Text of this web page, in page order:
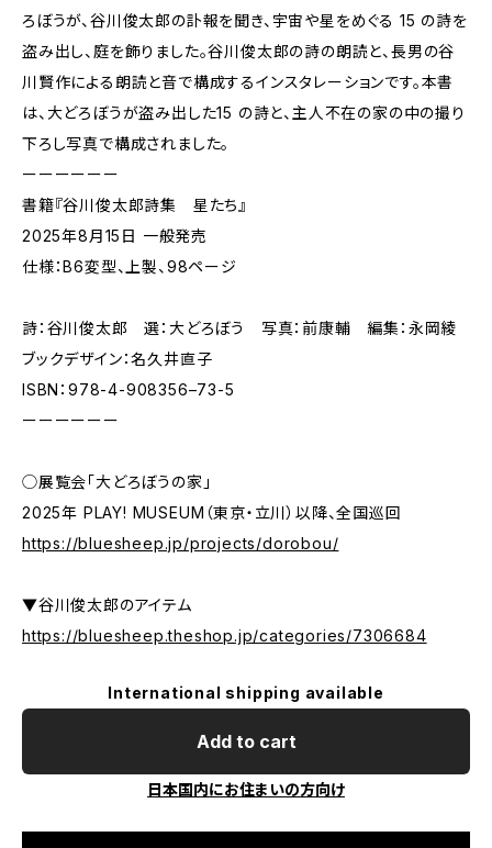
ろぼうが、⾕川俊太郎の訃報を聞き、宇宙や星をめぐる 15 の詩を
盗み出し、庭を飾りました。⾕川俊太郎の詩の朗読と、長男の⾕
川賢作による朗読と⾳で構成するインスタレーションです。本書
は、⼤どろぼうが盗み出した15 の詩と、主⼈不在の家の中の撮り
下ろし写真で構成されました。
ーーーーーー
書籍『谷川俊太郎詩集 星たち』
2025年8月15日 一般発売
仕様：B6変型、上製、98ページ
詩：谷川俊太郎 選：大どろぼう 写真：前康輔 編集：永岡綾
ブックデザイン：名久井直子
ISBN：978-4-908356–73-5
ーーーーーー
◯展覧会「大どろぼうの家」
2025年 PLAY! MUSEUM（東京・⽴川）以降、全国巡回
https://bluesheep.jp/projects/dorobou/
▼谷川俊太郎のアイテム
https://bluesheep.theshop.jp/categories/7306684
International shipping available
Add to cart
日本国内にお住まいの方向け